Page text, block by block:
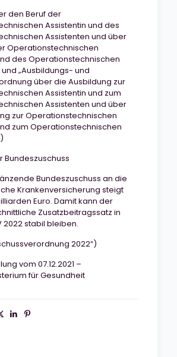
den Beruf der
Assistentin und des
Assistenten und über
Operationstechnischen
des Operationstechnischen
und „Ausbildungs- und
über die Ausbildung zur
Assistentin und zum
Assistenten und über
zur Operationstechnischen
zum Operationstechnischen
Bundeszuschuss
Bundeszuschuss an die
Krankenversicherung steigt
Euro. Damit kann der
Zusatzbeitragssatz in
2022 stabil bleiben.
2022“)
vom 07.12.2021 –
für Gesundheit